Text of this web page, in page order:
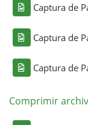
Captura de
Captura de
Captura de
Comprimir